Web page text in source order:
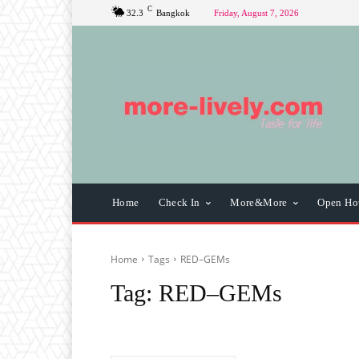
32.3 C Bangkok Friday, August 7, 2026
Home Check In More&More Open
Home Tags RED–GEMs
Tag: RED–GEMs